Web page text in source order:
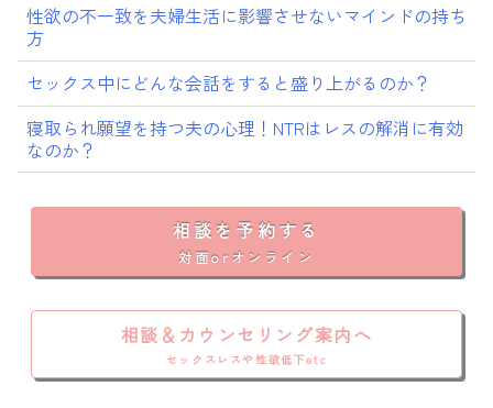
性欲の不一致を夫婦生活に影響させないマインドの持ち
方
セックス中にどんな会話をすると盛り上がるのか？
寝取られ願望を持つ夫の心理！NTRはレスの解消に有効
なのか？
相談を予約する
対面orオンライン
相談＆カウンセリング案内へ
セックスレスや性欲低下etc